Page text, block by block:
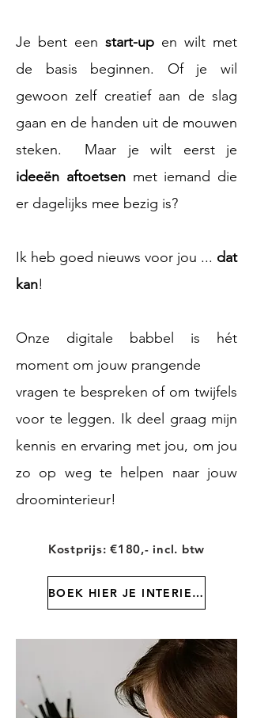
Je bent een start-up en wilt met
de basis beginnen. Of je wil
gewoon zelf creatief aan de slag
gaan en de handen uit de mouwen
steken. Maar je wilt eerst je
ideeën aftoetsenmet iemand die
er dagelijks mee bezig is?
Ik heb goed nieuws voor jou ... dat
kan!
Onze digitale babbel is hét
moment om jouw prangende
vragen te bespreken of om twijfels
voor te leggen. Ik deel graag mijn
kennis en ervaring met jou, om jou
zo op weg te helpen naar jouw
droominterieur!
Kostprijs: €180,- incl. btw
BOEK HIER JE INTERIEUR BABBEL